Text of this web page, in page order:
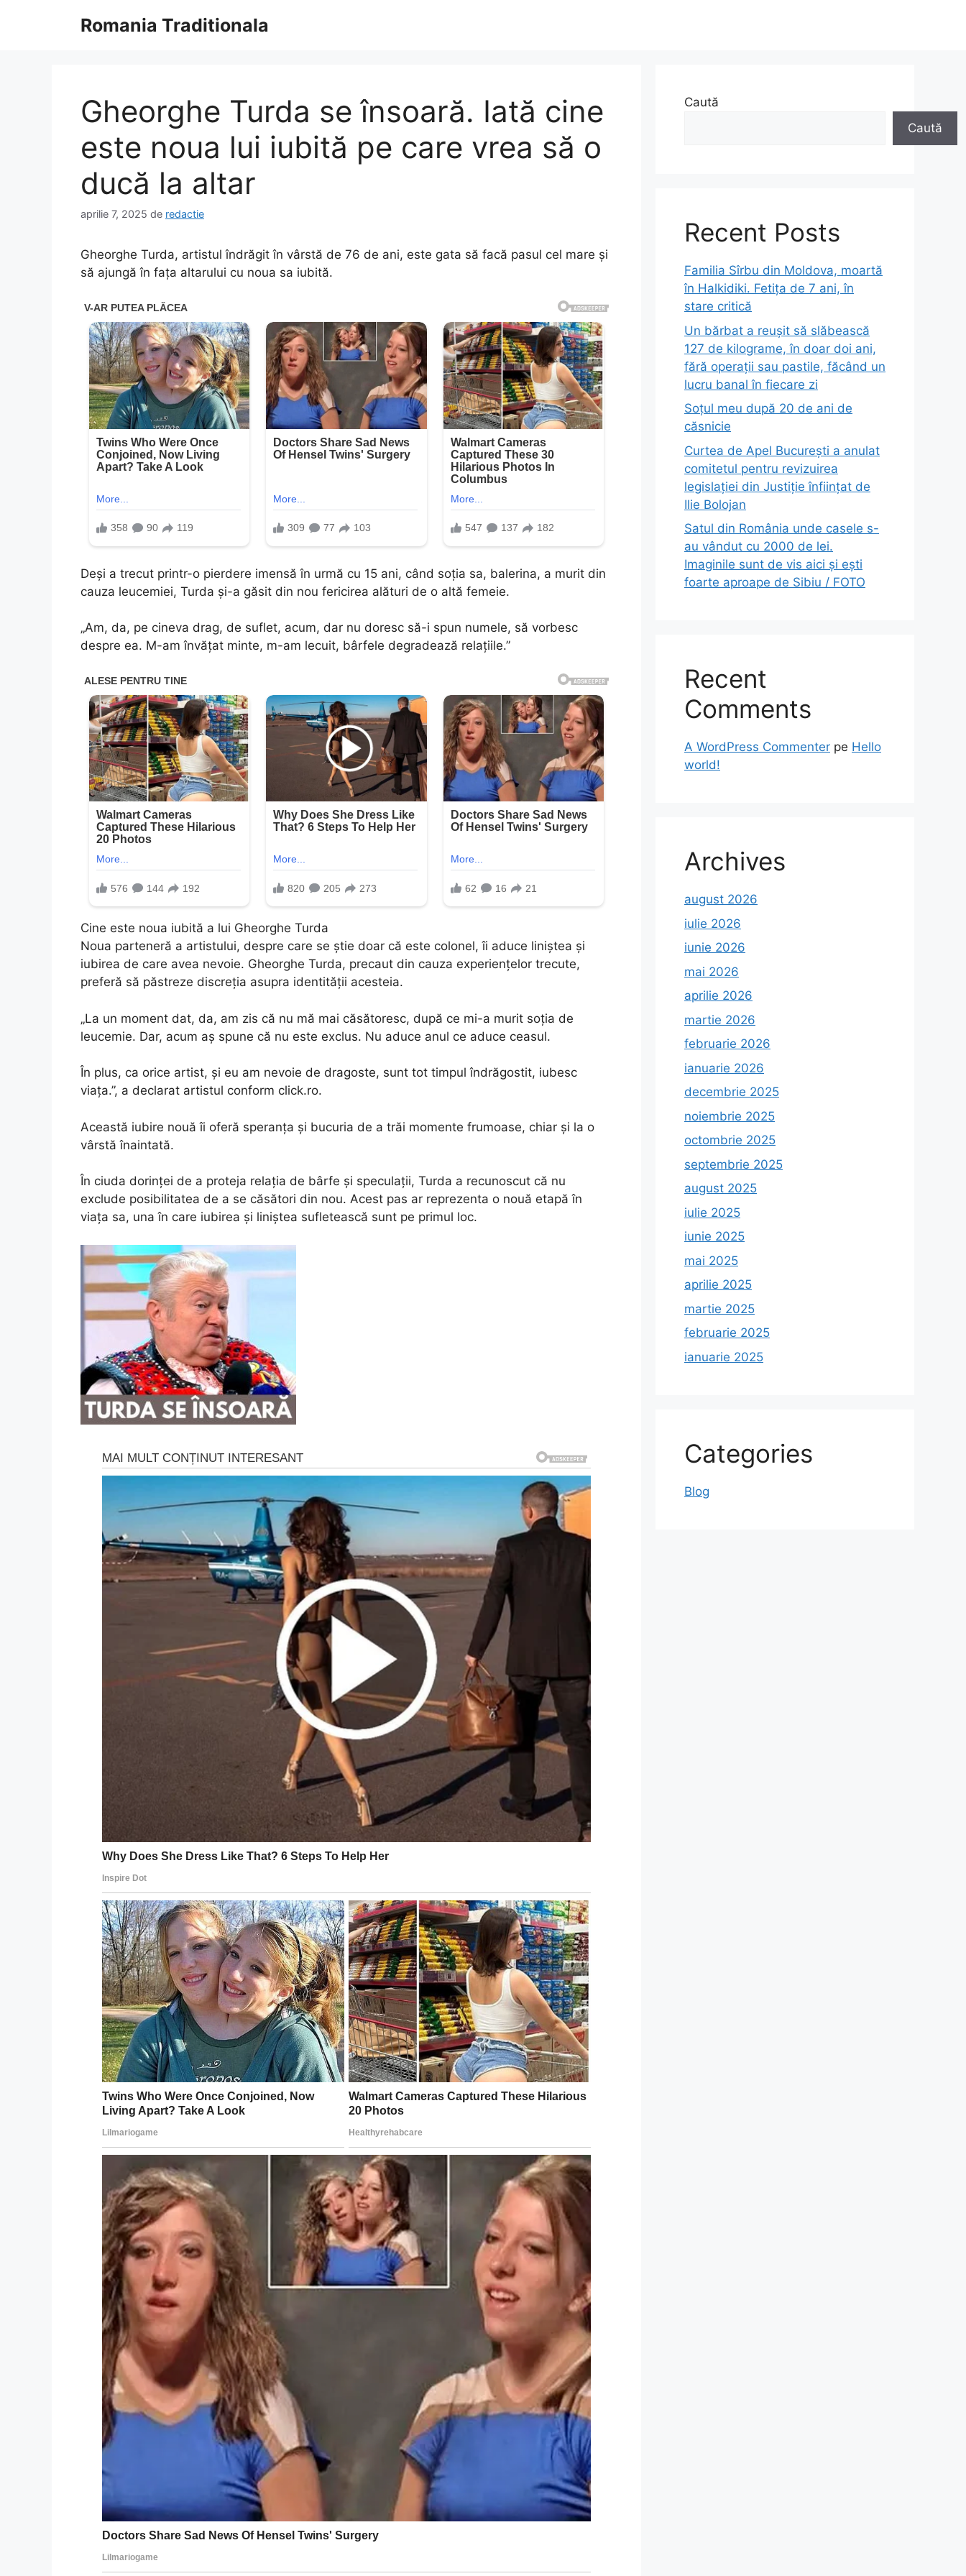
Romania Traditionala
Gheorghe Turda se însoară. Iată cine
este noua lui iubită pe care vrea să o
ducă la altar
aprilie 7, 2025 de redactie
Gheorghe Turda, artistul îndrăgit în vârstă de 76 de ani, este gata să facă pasul cel mare și
să ajungă în fața altarului cu noua sa iubită.
Deși a trecut printr-o pierdere imensă în urmă cu 15 ani, când soția sa, balerina, a murit din
cauza leucemiei, Turda și-a găsit din nou fericirea alături de o altă femeie.
„Am, da, pe cineva drag, de suflet, acum, dar nu doresc să-i spun numele, să vorbesc
despre ea. M-am învățat minte, m-am lecuit, bârfele degradează relațiile.”
Cine este noua iubită a lui Gheorghe Turda
Noua parteneră a artistului, despre care se știe doar că este colonel, îi aduce liniștea și
iubirea de care avea nevoie. Gheorghe Turda, precaut din cauza experiențelor trecute,
preferă să păstreze discreția asupra identității acesteia.
„La un moment dat, da, am zis că nu mă mai căsătoresc, după ce mi-a murit soția de
leucemie. Dar, acum aș spune că nu este exclus. Nu aduce anul ce aduce ceasul.
În plus, ca orice artist, și eu am nevoie de dragoste, sunt tot timpul îndrăgostit, iubesc
viața.”, a declarat artistul conform click.ro.
Această iubire nouă îi oferă speranța și bucuria de a trăi momente frumoase, chiar și la o
vârstă înaintată.
În ciuda dorinței de a proteja relația de bârfe și speculații, Turda a recunoscut că nu
exclude posibilitatea de a se căsători din nou. Acest pas ar reprezenta o nouă etapă în
viața sa, una în care iubirea și liniștea sufletească sunt pe primul loc.
Caută
Caută
Recent Posts
Familia Sîrbu din Moldova, moartă
în Halkidiki. Fetița de 7 ani, în
stare critică
Un bărbat a reușit să slăbească
127 de kilograme, în doar doi ani,
fără operații sau pastile, făcând un
lucru banal în fiecare zi
Soțul meu după 20 de ani de
căsnicie
Curtea de Apel București a anulat
comitetul pentru revizuirea
legislației din Justiție înființat de
Ilie Bolojan
Satul din România unde casele s-
au vândut cu 2000 de lei.
Imaginile sunt de vis aici și ești
foarte aproape de Sibiu / FOTO
Recent
Comments
A WordPress Commenter pe Hello
world!
Archives
august 2026
iulie 2026
iunie 2026
mai 2026
aprilie 2026
martie 2026
februarie 2026
ianuarie 2026
decembrie 2025
noiembrie 2025
octombrie 2025
septembrie 2025
august 2025
iulie 2025
iunie 2025
mai 2025
aprilie 2025
martie 2025
februarie 2025
ianuarie 2025
Categories
Blog